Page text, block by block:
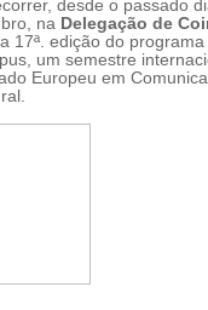
desde o passado
na Delegação de
, a 17ª. edição do programa
um semestre
Europeu em